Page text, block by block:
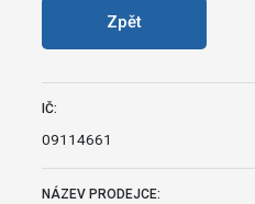
Zpět
IČ:
09114661
NÁZEV PRODEJCE: